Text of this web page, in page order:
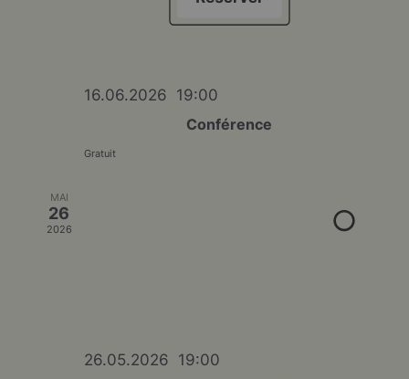
16.06.2026‎ ‎ 19:00
Conférence
Gratuit
MAI
26
2026
26.05.2026‎ ‎ 19:00